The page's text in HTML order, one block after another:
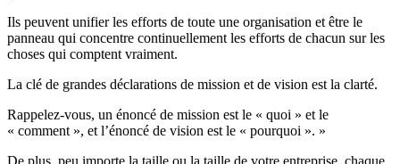
Ils peuvent unifier les efforts de toute une organisation et être le
panneau qui concentre continuellement les efforts de chacun sur les
choses qui comptent vraiment.
La clé de grandes déclarations de mission et de vision est la clarté.
Rappelez-vous, un énoncé de mission est le « quoi » et le
« comment », et l’énoncé de vision est le « pourquoi ». »
De plus, peu importe la taille ou la taille de votre entreprise, chaque